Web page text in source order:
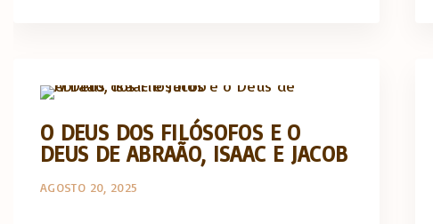
O DEUS DOS FILÓSOFOS E O
DEUS DE ABRAÃO, ISAAC E JACOB
AGOSTO 20, 2025